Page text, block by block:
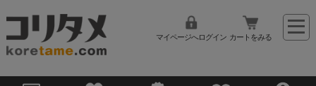
マイページへログイン カートをみる